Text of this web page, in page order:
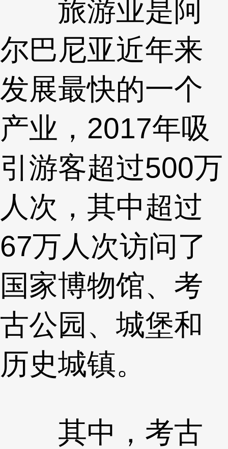
旅游业是阿
尔巴尼亚近年来
发展最快的一个
产业，2017年吸
引游客超过500万
人次，其中超过
67万人次访问了
国家博物馆、考
古公园、城堡和
历史城镇。
其中，考古